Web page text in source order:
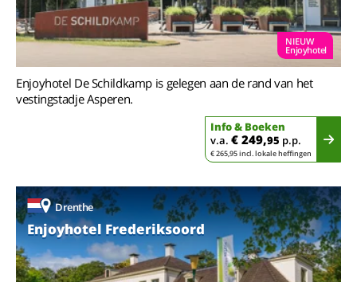
NIEUW
Enjoyhotel
Enjoyhotel De Schildkamp is gelegen aan de rand van het
vestingstadje Asperen.
Info & Boeken
v.a. € 249,95 p.p.
€ 265,95 incl. lokale heffingen
Drenthe
Enjoyhotel Frederiksoord